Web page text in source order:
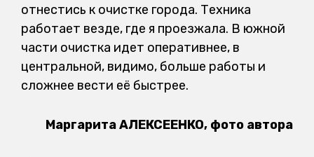
отнестись к очистке города. Техника
работает везде, где я проезжала. В южной
части очистка идет оперативнее, в
центральной, видимо, больше работы и
сложнее вести её быстрее.
Маргарита АЛЕКСЕЕНКО, фото автора